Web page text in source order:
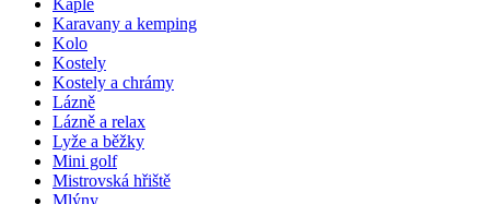
Kaple
Karavany a kemping
Kolo
Kostely
Kostely a chrámy
Lázně
Lázně a relax
Lyže a běžky
Mini golf
Mistrovská hřiště